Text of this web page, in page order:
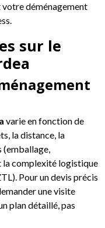
déménagement
sur le
varie en fonction de
la distance, la
(emballage,
la complexité logistique
Pour un devis précis
une visite
plan détaillé, pas